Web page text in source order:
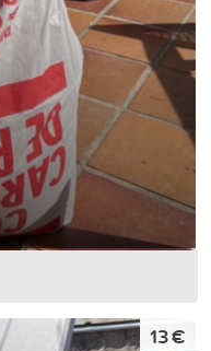
13 €